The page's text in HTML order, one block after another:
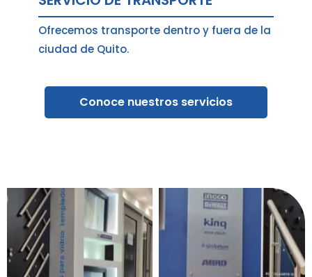
Ofrecemos transporte dentro y fuera de la
ciudad de Quito.
Conoce nuestros servicios